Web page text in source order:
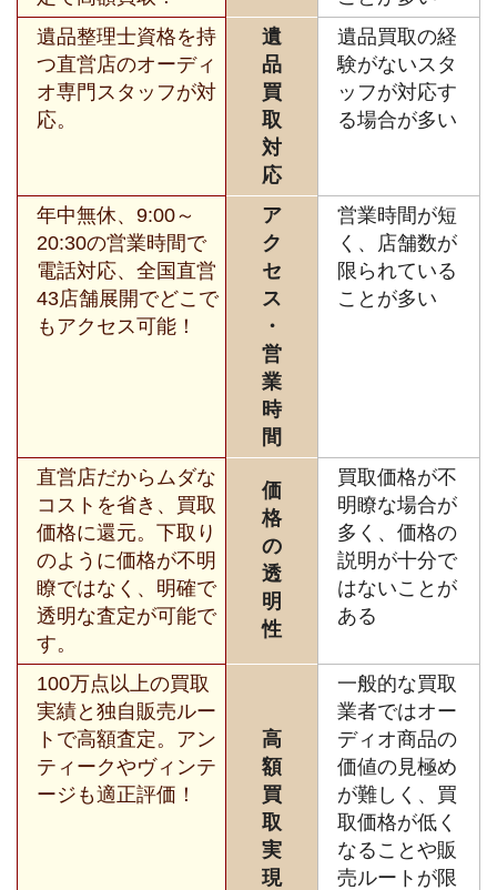
遺品整理士資格を持
つ直営店のオーディ
オ専門スタッフが対
応。
遺
品
買
取
対
応
遺品買取の経
験がないスタ
ッフが対応す
る場合が多い
年中無休、9:00～
20:30の営業時間で
電話対応、全国直営
43店舗展開でどこで
もアクセス可能！
ア
ク
セ
ス
・
営
業
時
間
営業時間が短
く、店舗数が
限られている
ことが多い
直営店だからムダな
コストを省き、買取
価格に還元。下取り
のように価格が不明
瞭ではなく、明確で
透明な査定が可能で
す。
価
格
の
透
明
性
買取価格が不
明瞭な場合が
多く、価格の
説明が十分で
はないことが
ある
100万点以上の買取
実績と独自販売ルー
トで高額査定。アン
ティークやヴィンテ
ージも適正評価！
高
額
買
取
実
現
一般的な買取
業者ではオー
ディオ商品の
価値の見極め
が難しく、買
取価格が低く
なることや販
売ルートが限